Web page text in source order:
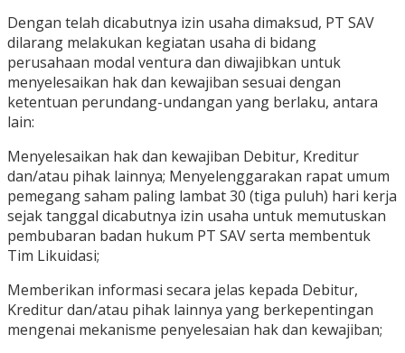
Dengan telah dicabutnya izin usaha dimaksud, PT SAV
dilarang melakukan kegiatan usaha di bidang
perusahaan modal ventura dan diwajibkan untuk
menyelesaikan hak dan kewajiban sesuai dengan
ketentuan perundang-undangan yang berlaku, antara
lain:
Menyelesaikan hak dan kewajiban Debitur, Kreditur
dan/atau pihak lainnya; Menyelenggarakan rapat umum
pemegang saham paling lambat 30 (tiga puluh) hari kerja
sejak tanggal dicabutnya izin usaha untuk memutuskan
pembubaran badan hukum PT SAV serta membentuk
Tim Likuidasi;
Memberikan informasi secara jelas kepada Debitur,
Kreditur dan/atau pihak lainnya yang berkepentingan
mengenai mekanisme penyelesaian hak dan kewajiban;